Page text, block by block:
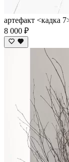
артефакт <кадка
8 000 ₽